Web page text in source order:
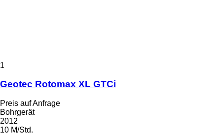
1
Geotec Rotomax XL GTCi
Preis auf Anfrage
Bohrgerät
2012
10 M/Std.